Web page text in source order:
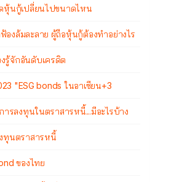
หุ้นกู้เปลี่ยนไปขนาดไหน
งล้มละลาย ผู้ถือหุ้นกู้ต้องทำอย่างไร
รู้จักอันดับเครดิต
"ESG bonds ในอาเซียน+3
ารลงทุนในตราสารหนี้...มีอะไรบ้าง
ทุนตราสารหนี้
ของไทย